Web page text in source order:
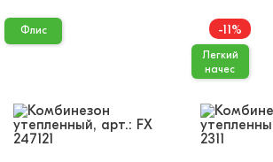
Флис -11%
Легкий
начес